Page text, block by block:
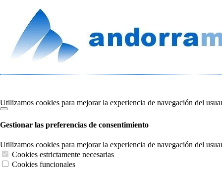
Utilizamos cookies para mejorar la experiencia de navegación del
Gestionar las preferencias de consentimiento
Utilizamos cookies para mejorar la experiencia de navegación del
Cookies estrictamente necesarias
Cookies funcionales